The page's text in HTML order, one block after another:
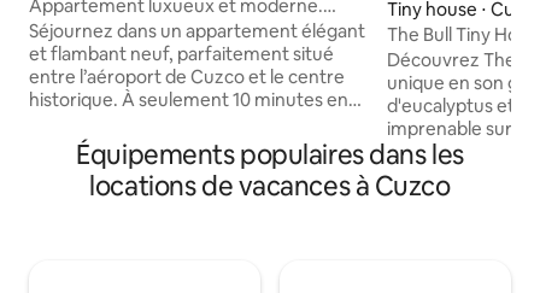
Appartement luxueux et moderne.
Proche du centre-ville !
Séjournez dans un appartement élégant
et flambant neuf, parfaitement situé
entre l’aéroport de Cuzco et le centre
historique. À seulement 10 minutes en
l’aéroport. Cet appartement
confortable est doté d’un lit Queen et
d’un lit grand format, tous deux équipés
Tiny house ⋅
The Bull Tiny
la ville
Découvrez The
unique en son
d'eucalyptus et
imprenable sur
allie chaleur,
parfaite
tranquilles près
Équipements populaires dans les
locations de vacances à Cuzco